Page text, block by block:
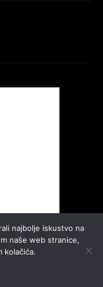
najbolje iskustvo na
naše web stranice,
kolačića.